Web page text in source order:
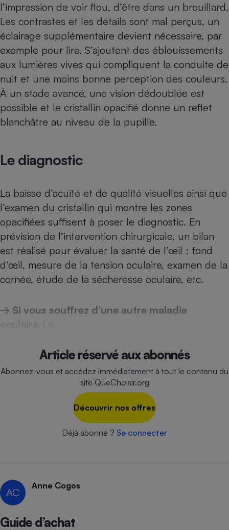
l’impression de voir flou, d’être dans un brouillard.
Les contrastes et les détails sont mal perçus, un
éclairage supplémentaire devient nécessaire, par
exemple pour lire. S’ajoutent des éblouissements
aux lumières vives qui compliquent la conduite de
nuit et une moins bonne perception des couleurs.
À un stade avancé, une vision dédoublée est
possible et le cristallin opacifié donne un reflet
blanchâtre au niveau de la pupille.
Le diagnostic
La baisse d’acuité et de qualité visuelles ainsi que
l’examen du cristallin qui montre les zones
opacifiées suffisent à poser le diagnostic. En
prévision de l’intervention chirurgicale, un bilan
est réalisé pour évaluer la santé de l’œil : fond
d’œil, mesure de la tension oculaire, examen de la
cornée, étude de la sécheresse oculaire, etc.
→ Si vous souffrez d’une autre maladie
oculaire. La
Article réservé aux abonnés
Abonnez-vous et accédez immédiatement à tout le contenu du
site QueChoisir.org
Découvrir nos offres
Déjà abonné ? Se connecter
AC
Anne Cogos
Guide d’achat
Cafetière à expressos
Robot ménager